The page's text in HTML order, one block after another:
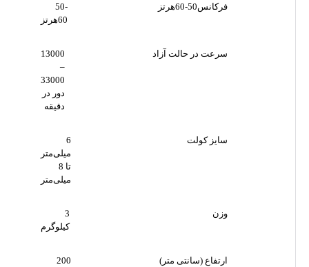
فرکانس50-60هرتز
50-
60هرتز
سرعت در حالت آزاد
13000
–
33000
دور در
دقیقه
سایز کولت
6
میلی‌متر
تا 8
میلی‌متر
وزن
3
کیلوگرم
ارتفاع (سانتی متر)
200